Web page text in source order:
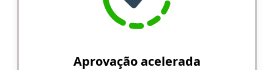
Aprovação acelerada